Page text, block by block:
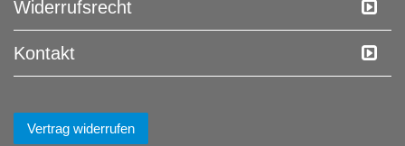
Widerrufs­recht
Kontakt
Vertrag widerrufen